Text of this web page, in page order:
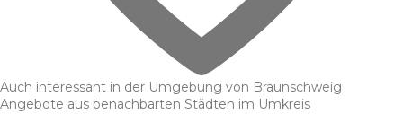
Auch interessant in der Umgebung von Braunschweig
Angebote aus benachbarten Städten im Umkreis